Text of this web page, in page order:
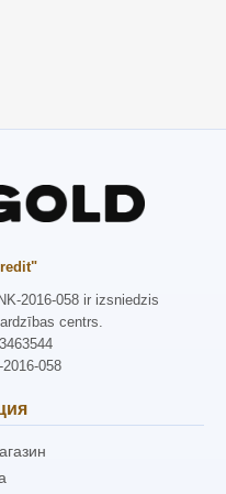
2016-058 ir izsniedzis
centrs.
058